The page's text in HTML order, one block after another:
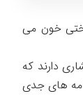
خون می
دارند که
های جدی